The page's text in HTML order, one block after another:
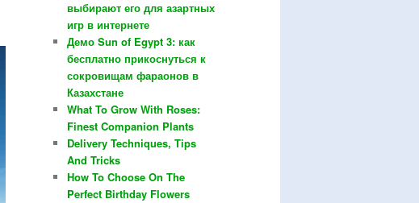
выбирают его для азартных
игр в интернете
Демо Sun of Egypt 3: как
бесплатно прикоснуться к
сокровищам фараонов в
Казахстане
What To Grow With Roses:
Finest Companion Plants
Delivery Techniques, Tips
And Tricks
How To Choose On The
Perfect Birthday Flowers